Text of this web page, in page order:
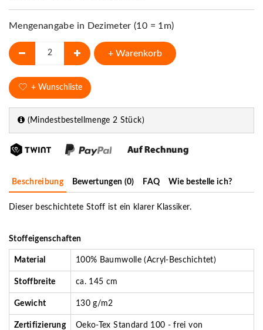
Mengenangabe in Dezimeter (10 = 1m)
+ Warenkorb
+ Wunschliste
(Mindestbestellmenge 2 Stück)
Beschreibung Bewertungen (0) FAQ Wie bestelle ich?
Dieser beschichtete Stoff ist ein klarer Klassiker.
Stoffeigenschaften
Material 100% Baumwolle (Acryl-Beschichtet)
Stoffbreite ca. 145 cm
Gewicht 130 g/m2
Zertifizierung
Oeko-Tex Standard 100 - frei von